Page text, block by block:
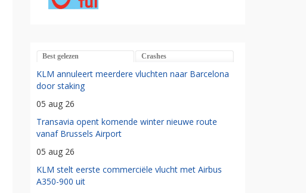
Best gelezen Crashes
KLM annuleert meerdere vluchten naar Barcelona
door staking
05 aug 26
Transavia opent komende winter nieuwe route
vanaf Brussels Airport
05 aug 26
KLM stelt eerste commerciële vlucht met Airbus
A350-900 uit